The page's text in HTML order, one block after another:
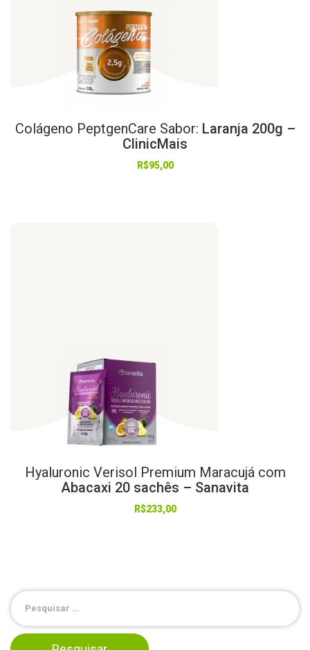
Colágeno PeptgenCare Sabor: Laranja 200g –
ClinicMais
R$95,00
Hyaluronic Verisol Premium Maracujá com
Abacaxi 20 sachês – Sanavita
R$233,00